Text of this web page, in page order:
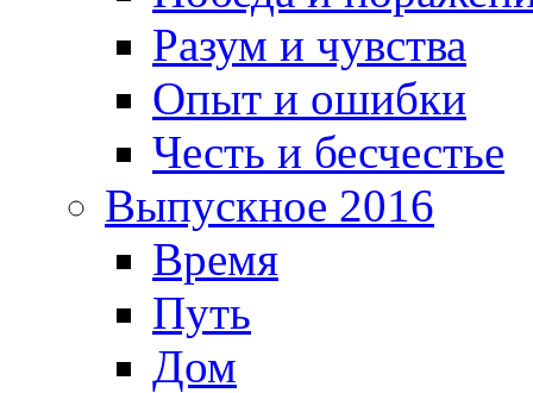
Разум и чувства
Опыт и ошибки
Честь и бесчестье
Выпускное 2016
Время
Путь
Дом